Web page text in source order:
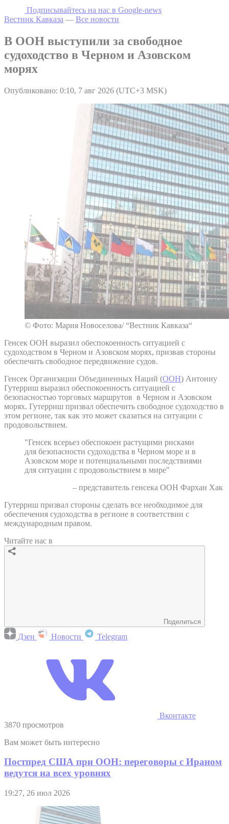
Подписывайтесь на наc в Google-news
Вестник Кавказа — Все новости
В ООН выступили за свободное
судоходство в Черном и Азовском
морях
Опубликовано: 0:10, 7 авг 2026 (UTC+3 MSK)
© Фото: Мария Новоселова/ “Вестник Кавказа“
Генсек ООН выразил обеспокоенность ситуацией с
судоходством в Черном и Азовском морях, призвав стороны
обеспечить свободное передвижение судов.
Генсек Организации Объединенных Наций (ООН) Антониу
Гутерриш выразил обеспокоенность ситуацией с
безопасностью торговых маршрутов в Черном и Азовском
морях. Гутерриш призвал обеспечить свободное судоходство в
этом регионе, так как это может сказаться на ситуации с
продовольствием.
"Генсек всерьез обеспокоен растущими рисками
для безопасности судоходства в Черном море и в
Азовском море и потенциальными последствиями
для ситуации с продовольствием в мире"
– представитель генсека ООН Фархан Хак
Гутерриш призвал стороны сделать все необходимое для
обеспечения судоходства в регионе в соответствии с
международным правом.
Читайте нас в
Поделиться
Дзен Новости Telegram
Вконтакте
3870 просмотров
Вам может быть интересно
Постпред США при ООН: переговоры с Ираном
ведутся на всех уровнях
19:27, 26 июл 2026